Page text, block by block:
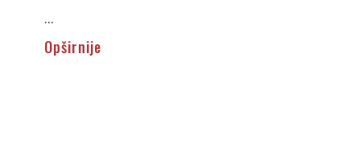
...
Opširnije